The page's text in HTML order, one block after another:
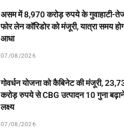
असम में 8,970 करोड़ रुपये के गुवाहाटी-
फोर लेन कॉरिडोर को मंजूरी, यात्रा समय
आधा
07/08/2026
गोवर्धन योजना को कैबिनेट की मंजूरी,
करोड़ रुपये से CBG उत्पादन 10 गुना
लक्ष्य
07/08/2026